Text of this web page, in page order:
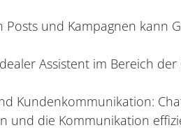
Posts und Kampagnen kann
Assistent im Bereich
Kundenkommunikation:
und die Kommunikation